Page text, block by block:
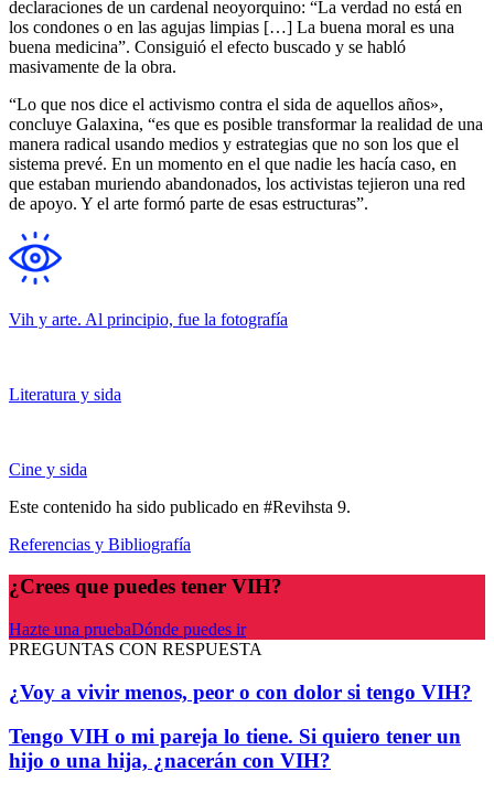
declaraciones de un cardenal neoyorquino: “La verdad no está en
los condones o en las agujas limpias […] La buena moral es una
buena medicina”. Consiguió el efecto buscado y se habló
masivamente de la obra.
“Lo que nos dice el activismo contra el sida de aquellos años»,
concluye Galaxina, “es que es posible transformar la realidad de una
manera radical usando medios y estrategias que no son los que el
sistema prevé. En un momento en el que nadie les hacía caso, en
que estaban muriendo abandonados, los activistas tejieron una red
de apoyo. Y el arte formó parte de esas estructuras”.
Vih y arte. Al principio, fue la fotografía
Literatura y sida
Cine y sida
Este contenido ha sido publicado en #Revihsta 9.
Referencias y Bibliografía
¿Crees que puedes tener VIH?
Hazte una pruebaDónde puedes ir
PREGUNTAS CON RESPUESTA
¿Voy a vivir menos, peor o con dolor si tengo VIH?
Tengo VIH o mi pareja lo tiene. Si quiero tener un
hijo o una hija, ¿nacerán con VIH?